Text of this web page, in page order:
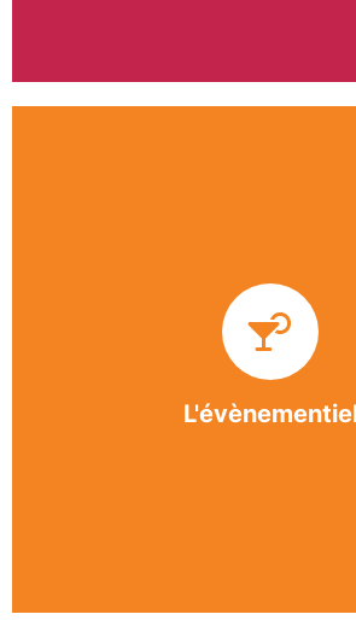
BASE apporte des solutions
originales dans l’organisation des
festivals, conventions, colloques